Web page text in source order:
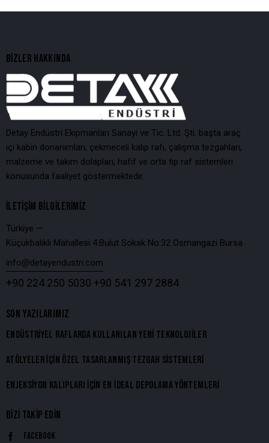
BIZLER HAKKINDA
Detay Endüstri Ekipmanları Sanayi ve Tic. Ltd. Şti. başta araç
içi kabin donanımları, çekmeceli kalıp rafı, çalışma tezgahları,
malzeme ve takım dolapları, hafif ve orta tip raf sistemleri
konusunda faaliyet göstermektedir.
İLETIŞIM BILGILERIMIZ
Türkiye —
Küçükbalıklı Mahallesi 4.Bulut Sokak No:32 Osmangazi Bursa
info@detayendustri.com
+90 224 250 5030 +90 541 297 2884
SON YAZILARIMIZ
ENDÜSTRIYEL RAFLARDA KULLANILAN YENI TEKNOLOJILER
ATÖLYELER İÇIN ÖZEL TASARLANMIŞ TEZGAH SISTEMLERI
ENJEKSIYON KALIPLARI İÇIN EN İDEAL DEPOLAMA YÖNTEMLERI
BIZI TAKIP EDIN
Facebook